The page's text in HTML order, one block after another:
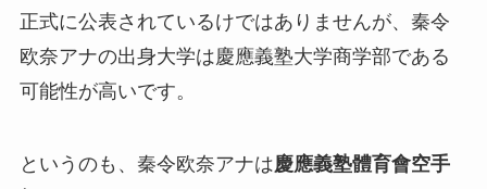
正式に公表されているけではありませんが、秦令
欧奈アナの出身大学は慶應義塾大学商学部である
可能性が高いです。
というのも、秦令欧奈アナは慶應義塾體育會空手